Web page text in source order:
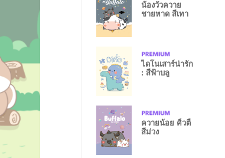
น้องวัวควาย
ชายหาด สีเทา
ไดโนเสาร์น่ารัก
: สีฟ้าบลู
ควายน้อย คิ้วตี้
สีม่วง